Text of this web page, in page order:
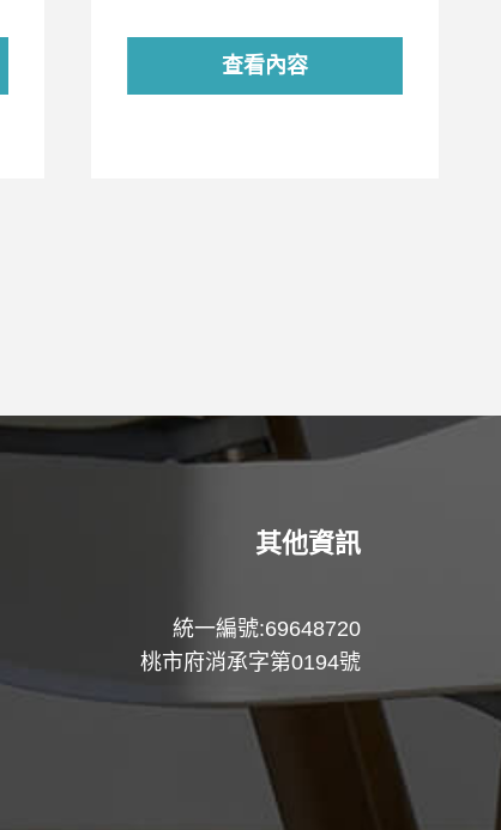
查看內容
其他資訊
統一編號:69648720
桃市府消承字第0194號